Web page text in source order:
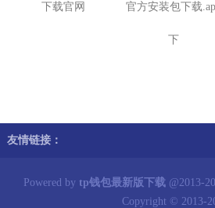
下载官网 官方安装包下载
下
友情链接：
Powered by tp钱包最新版下载@2013-
Copyright © 2013-